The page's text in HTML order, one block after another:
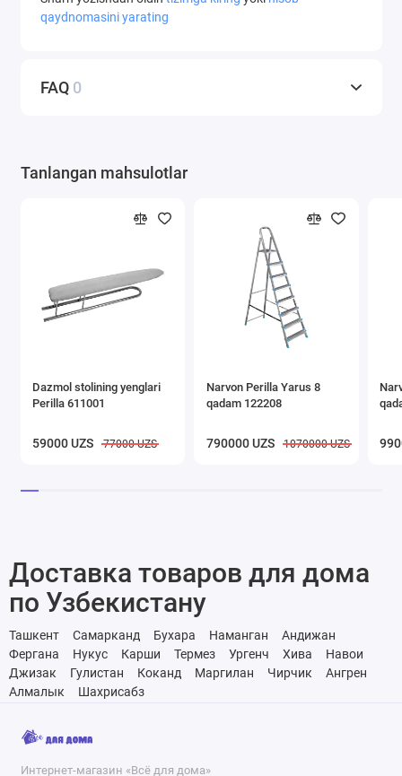
qaydnomasini yarating
FAQ 0
Tanlangan mahsulotlar
Dazmol stolining yenglari
Perilla 611001
59000 UZS 77000 UZS
Narvon Perilla Yarus 8
qadam 122208
790000 UZS 1070000 UZS
Доставка товаров для дома
по Узбекистану
Ташкент Самарканд Бухара Наманган
Андижан
Фергана
Нукус Карши Термез Ургенч Хива
Навои
Джизак
Гулистан Коканд Маргилан Чирчик
Ангрен
Алмалык
Шахрисабз
Интернет-магазин «Всё для дома»